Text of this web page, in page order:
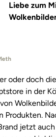
Liebe zum
oder doch
in der
Produkten.
jetzt